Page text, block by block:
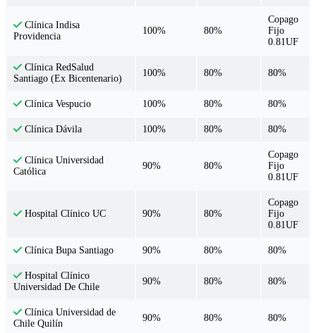
Clínica Indisa
Providencia
100% 80%
Copago
Fijo
0.81UF
Clínica RedSalud
Santiago (Ex Bicentenario)
100% 80% 80%
Clínica Vespucio 100% 80% 80%
Clínica Dávila 100% 80% 80%
Clínica Universidad
Católica
90% 80%
Copago
Fijo
0.81UF
Hospital Clínico UC 90% 80%
Copago
Fijo
0.81UF
Clínica Bupa Santiago 90% 80% 80%
Hospital Clínico
Universidad De Chile
90% 80% 80%
Clínica Universidad de
Chile Quilín
90% 80% 80%